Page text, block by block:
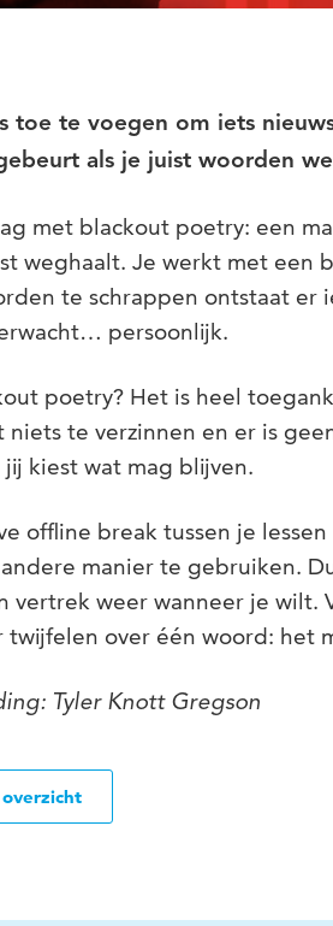
toe te voegen om iets
als je juist woorden
met blackout poetry: een
weghaalt. Je werkt met een
te schrappen ontstaat er
persoonlijk.
poetry? Het is heel
niets te verzinnen en er is
kiest wat mag blijven.
offline break tussen je
manier te gebruiken.
vertrek weer wanneer je
over één woord: het
Tyler Knott Gregson